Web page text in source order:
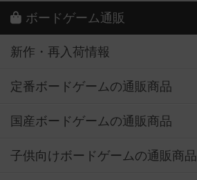
ボードゲーム通販
新作・再入荷情報
定番ボードゲームの通販商品
国産ボードゲームの通販商品
子供向けボードゲームの通販商品